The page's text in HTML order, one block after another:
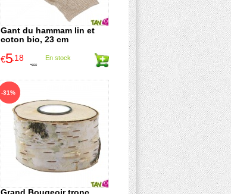
Gant du hammam lin et
coton bio, 23 cm
€6.90
€5.18 En stock
-31%